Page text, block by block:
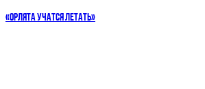
«ОРЛЯТА УЧАТСЯ ЛЕТАТЬ»